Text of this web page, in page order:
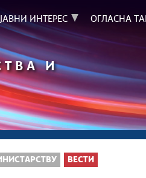
ЈАВНИ ИНТЕРЕС ОГЛАСНА
И
ВЕСТИ